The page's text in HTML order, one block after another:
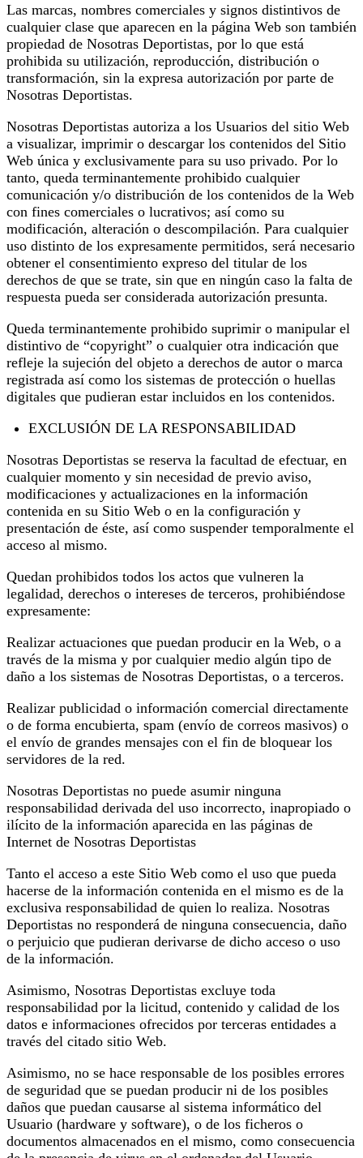
Las marcas, nombres comerciales y signos distintivos de
cualquier clase que aparecen en la página Web son también
propiedad de Nosotras Deportistas, por lo que está
prohibida su utilización, reproducción, distribución o
transformación, sin la expresa autorización por parte de
Nosotras Deportistas.
Nosotras Deportistas autoriza a los Usuarios del sitio Web
a visualizar, imprimir o descargar los contenidos del Sitio
Web única y exclusivamente para su uso privado. Por lo
tanto, queda terminantemente prohibido cualquier
comunicación y/o distribución de los contenidos de la Web
con fines comerciales o lucrativos; así como su
modificación, alteración o descompilación. Para cualquier
uso distinto de los expresamente permitidos, será necesario
obtener el consentimiento expreso del titular de los
derechos de que se trate, sin que en ningún caso la falta de
respuesta pueda ser considerada autorización presunta.
Queda terminantemente prohibido suprimir o manipular el
distintivo de “copyright” o cualquier otra indicación que
refleje la sujeción del objeto a derechos de autor o marca
registrada así como los sistemas de protección o huellas
digitales que pudieran estar incluidos en los contenidos.
EXCLUSIÓN DE LA RESPONSABILIDAD
Nosotras Deportistas se reserva la facultad de efectuar, en
cualquier momento y sin necesidad de previo aviso,
modificaciones y actualizaciones en la información
contenida en su Sitio Web o en la configuración y
presentación de éste, así como suspender temporalmente el
acceso al mismo.
Quedan prohibidos todos los actos que vulneren la
legalidad, derechos o intereses de terceros, prohibiéndose
expresamente:
Realizar actuaciones que puedan producir en la Web, o a
través de la misma y por cualquier medio algún tipo de
daño a los sistemas de Nosotras Deportistas, o a terceros.
Realizar publicidad o información comercial directamente
o de forma encubierta, spam (envío de correos masivos) o
el envío de grandes mensajes con el fin de bloquear los
servidores de la red.
Nosotras Deportistas no puede asumir ninguna
responsabilidad derivada del uso incorrecto, inapropiado o
ilícito de la información aparecida en las páginas de
Internet de Nosotras Deportistas
Tanto el acceso a este Sitio Web como el uso que pueda
hacerse de la información contenida en el mismo es de la
exclusiva responsabilidad de quien lo realiza. Nosotras
Deportistas no responderá de ninguna consecuencia, daño
o perjuicio que pudieran derivarse de dicho acceso o uso
de la información.
Asimismo, Nosotras Deportistas excluye toda
responsabilidad por la licitud, contenido y calidad de los
datos e informaciones ofrecidos por terceras entidades a
través del citado sitio Web.
Asimismo, no se hace responsable de los posibles errores
de seguridad que se puedan producir ni de los posibles
daños que puedan causarse al sistema informático del
Usuario (hardware y software), o de los ficheros o
documentos almacenados en el mismo, como consecuencia